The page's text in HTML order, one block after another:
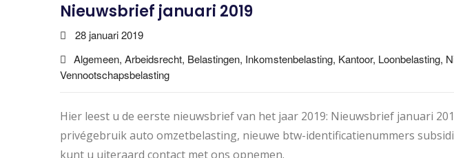
Nieuwsbrief januari 2019
28 januari 2019
Algemeen, Arbeidsrecht, Belastingen, Inkomstenbelasting, Kantoor,
Vennootschapsbelasting
Hier leest u de eerste nieuwsbrief van het jaar 2019: Nieuwsbrief januari
privégebruik auto omzetbelasting, nieuwe btw-identificatienummers
kunt u uiteraard contact met ons opnemen.